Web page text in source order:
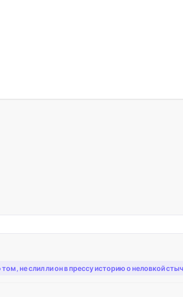
не слил ли он в прессу историю о неловкой